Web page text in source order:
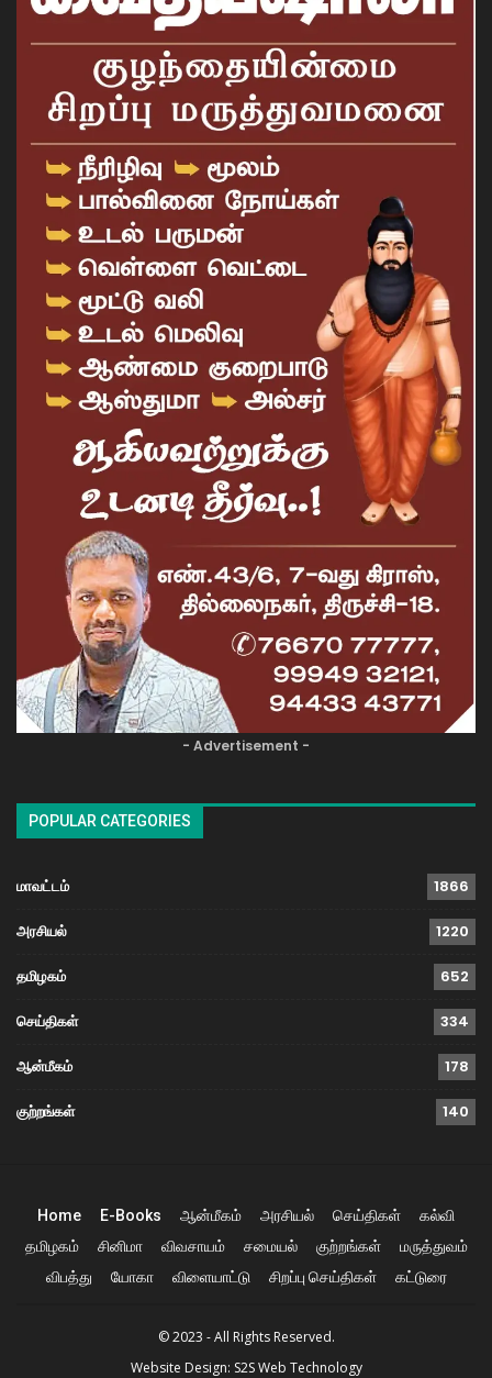
- Advertisement -
POPULAR CATEGORIES
மாவட்டம் 1866
அரசியல் 1220
தமிழகம் 652
செய்திகள் 334
ஆன்மீகம் 178
குற்றங்கள் 140
Home E-Books ஆன்மீகம் அரசியல் செய்திகள்
கல்வி
தமிழகம்
சினிமா விவசாயம் சமையல் குற்றங்கள்
மருத்துவம்
விபத்து
யோகா விளையாட்டு சிறப்பு செய்திகள் கட்டுரை
© 2023 - All Rights Reserved.
Website Design: S2S Web Technology